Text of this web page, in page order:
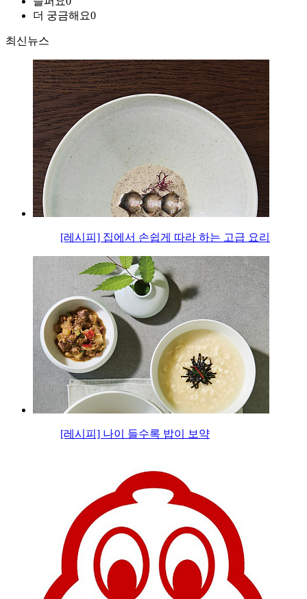
더 궁금해요0
최신뉴스
[레시피] 집에서 손쉽게 따라 하는 고급 요리
[레시피] 나이 들수록 밥이 보약